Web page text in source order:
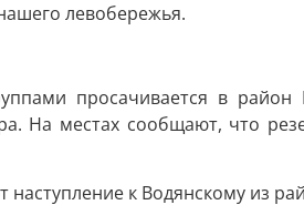
левобережья.
просачивается в район
На местах сообщают, что
к Водянскому из